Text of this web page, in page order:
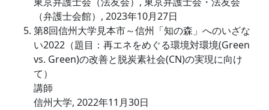
（弁護士会館）, 2023年10月27日
第8回信州大学見本市～信州「知の森」へのいざな
い2022（題目：再エネをめぐる環境対環境(Green
vs. Green)の改善と脱炭素社会(CN)の実現に向け
て）
講師
信州大学, 2022年11月30日